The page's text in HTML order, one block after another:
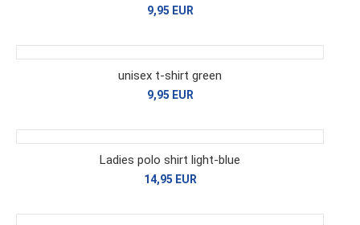
9,95 EUR
unisex t-shirt green
9,95 EUR
Ladies polo shirt light-blue
14,95 EUR